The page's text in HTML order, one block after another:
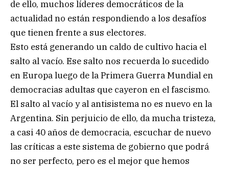
de ello, muchos líderes democráticos de la
actualidad no están respondiendo a los desafíos
que tienen frente a sus electores.
Esto está generando un caldo de cultivo hacia el
salto al vacío. Ese salto nos recuerda lo sucedido
en Europa luego de la Primera Guerra Mundial en
democracias adultas que cayeron en el fascismo.
El salto al vacío y al antisistema no es nuevo en la
Argentina. Sin perjuicio de ello, da mucha tristeza,
a casi 40 años de democracia, escuchar de nuevo
las críticas a este sistema de gobierno que podrá
no ser perfecto, pero es el mejor que hemos